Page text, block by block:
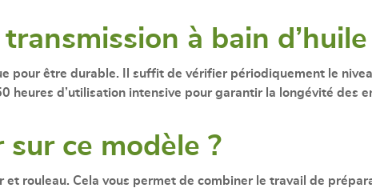
à bain d’huile
pour être durable. Il suffit de vérifier périodiquement le
heures d’utilisation intensive pour garantir la longévité des
ce modèle ?
et rouleau. Cela vous permet de combiner le travail de